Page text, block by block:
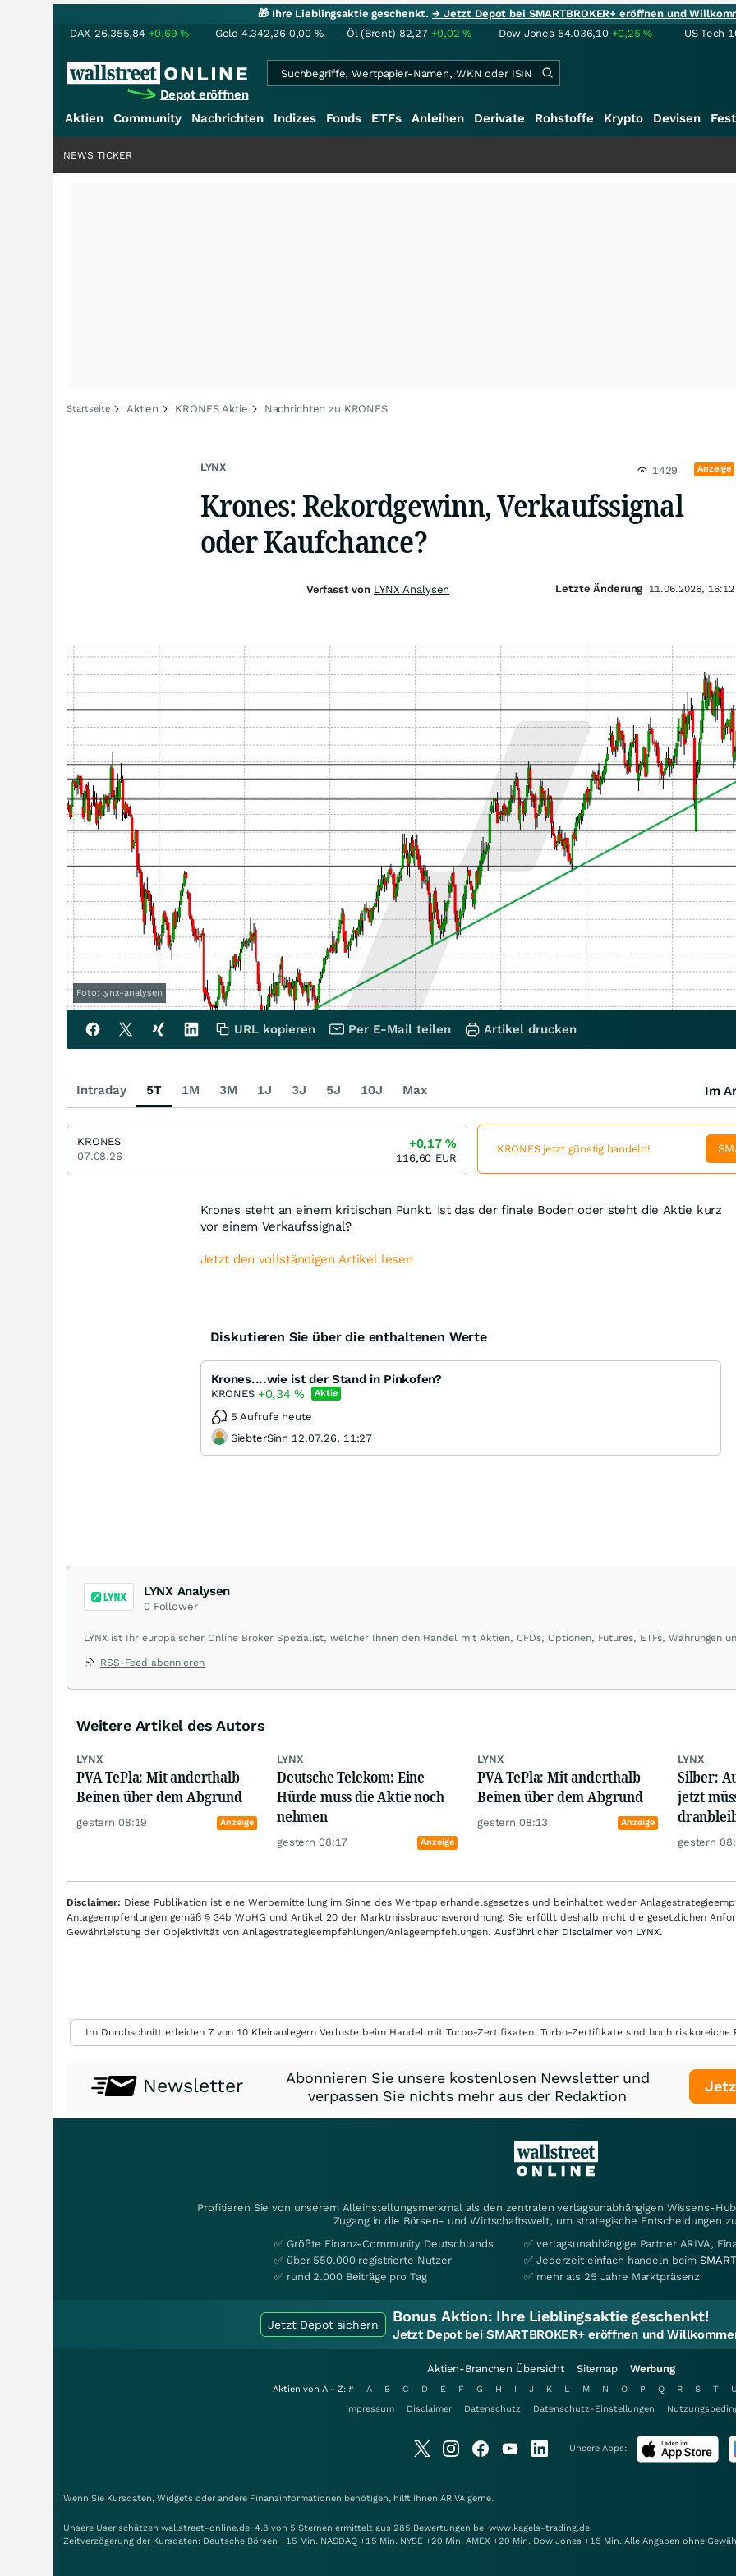
🎁 Ihre Lieblingsaktie geschenkt.→ Jetzt Depot bei SMARTBROKER+ eröffnen und
DAX 26.355,84 +0,69% Gold 4.342,26 0,00 % Öl (Brent) 82,27 +0,02% Dow Jones 54.036,10 +0,25% US Tech
Depot eröffnen
Aktien Community Nachrichten Indizes Fonds ETFs Anleihen Derivate Rohstoffe Krypto Devisen
NEWS TICKER
Startseite Aktien KRONES Aktie Nachrichten zu KRONES
LYNX 1429 Anzeige
Krones: Rekordgewinn, Verkaufssignal
oder Kaufchance?
Foto: lynx-analysen
Krones steht an einem kritischen Punkt. Ist das der finale Boden oder steht die Aktie kurz
vor einem Verkaufssignal?
Jetzt den vollständigen Artikel lesen
Diskutieren Sie über die enthaltenen Werte
Krones....wie ist der Stand in Pinkofen?
KRONES +0,34% Aktie
5 Aufrufe heute
SiebterSinn 12.07.26, 11:27
LYNX Analysen
0 Follower
LYNX ist Ihr europäischer Online Broker Spezialist, welcher Ihnen den Handel mit Aktien, CFDs, Optionen, Futures, ETFs, Währungen
ausnahmslos günstigen Konditionen.
RSS-Feed abonnieren
Weitere Artikel des Autors
LYNX
PVA TePla: Mit anderthalb
Beinen über dem Abgrund
gestern 08:19 Anzeige
LYNX
Deutsche Telekom: Eine
Hürde muss die Aktie noch
nehmen
gestern 08:17 Anzeige
LYNX
PVA TePla: Mit anderthalb
Beinen über dem Abgrund
gestern 08:13 Anzeige
LYNX
Silber:
jetzt
gestern
Disclaimer: Diese Publikation ist eine Werbemitteilung im Sinne des Wertpapierhandelsgesetzes und beinhaltet weder
Anlageempfehlungen gemäß § 34b WpHG und Artikel 20 der Marktmissbrauchsverordnung. Sie erfüllt deshalb nicht die gesetzlichen
Gewährleistung der Objektivität von Anlagestrategieempfehlungen/Anlageempfehlungen. Ausführlicher Disclaimer von LYNX.
Verfasst von LYNX Analysen Letzte Änderung 11.06.2026, 16:12
URL kopieren Per E-Mail teilen Artikel drucken
Intraday 5T 1M 3M 1J 3J 5J 10J Max Im
KRONES
07.08.26
+0,17%
116,60 EUR
KRONES jetzt günstig handeln!
Im Durchschnitt erleiden 7 von 10 Kleinanlegern Verluste beim Handel mit Turbo-Zertifikaten. Turbo-Zertifikate sind hoch
Newsletter
Abonnieren Sie unsere kostenlosen Newsletter und
verpassen Sie nichts mehr aus der Redaktion
Profitieren Sie von unserem Alleinstellungsmerkmal als den zentralen verlagsunabhängigen Wissens-
Zugang in die Börsen- und Wirtschaftswelt, um strategische Entscheidungen
✅ Größte Finanz-Community Deutschlands
✅ über 550.000 registrierte Nutzer
✅ rund 2.000 Beiträge pro Tag
✅ verlagsunabhängige Partner ARIVA,
✅ Jederzeit einfach handeln beim
✅ mehr als 25 Jahre Marktpräsenz
Jetzt Depot sichern Bonus Aktion: Ihre Lieblingsaktie geschenkt!
Jetzt Depot bei SMARTBROKER+ eröffnen und
Aktien-Branchen Übersicht Sitemap Werbung
Aktien von A - Z: # A B C D E F G H I J K L M N O P Q R S T U
Impressum
Disclaimer Datenschutz Datenschutz-Einstellungen
Unsere Apps:
Wenn Sie Kursdaten, Widgets oder andere Finanzinformationen benötigen, hilft Ihnen ARIVA gerne.
Unsere User schätzen wallstreet-online.de: 4.8 von 5 Sternen ermittelt aus 285 Bewertungen bei www.kagels-trading.de
Zeitverzögerung der Kursdaten: Deutsche Börsen +15 Min. NASDAQ +15 Min. NYSE +20 Min. AMEX +20 Min. Dow Jones +15 Min. Alle Angaben ohne